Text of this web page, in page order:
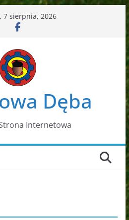
7 sierpnia, 2026
Dęba
Internetowa